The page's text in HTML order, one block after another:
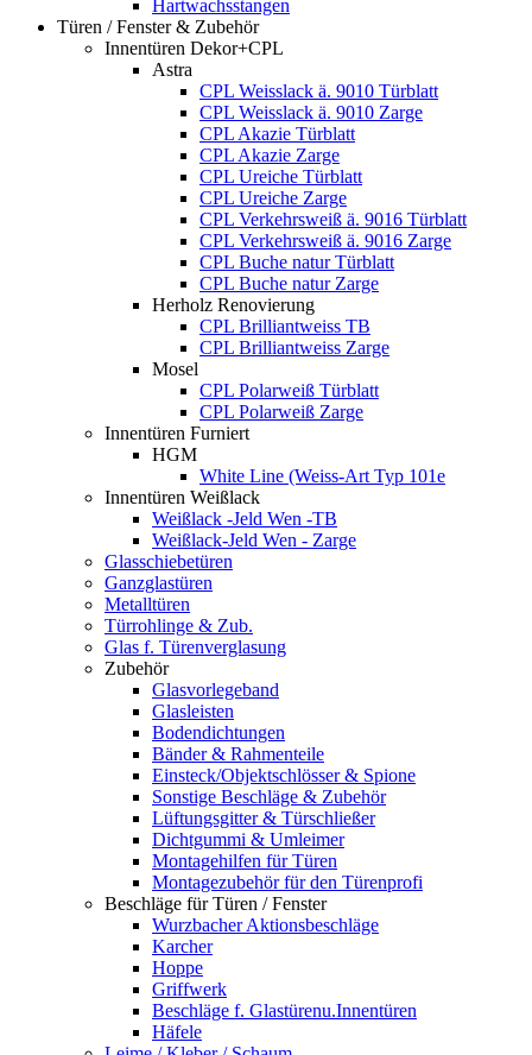
Hartwachsstangen
Türen / Fenster & Zubehör
Innentüren Dekor+CPL
Astra
CPL Weisslack ä. 9010 Türblatt
CPL Weisslack ä. 9010 Zarge
CPL Akazie Türblatt
CPL Akazie Zarge
CPL Ureiche Türblatt
CPL Ureiche Zarge
CPL Verkehrsweiß ä. 9016 Türblatt
CPL Verkehrsweiß ä. 9016 Zarge
CPL Buche natur Türblatt
CPL Buche natur Zarge
Herholz Renovierung
CPL Brilliantweiss TB
CPL Brilliantweiss Zarge
Mosel
CPL Polarweiß Türblatt
CPL Polarweiß Zarge
Innentüren Furniert
HGM
White Line (Weiss-Art Typ 101e
Innentüren Weißlack
Weißlack -Jeld Wen -TB
Weißlack-Jeld Wen - Zarge
Glasschiebetüren
Ganzglastüren
Metalltüren
Türrohlinge & Zub.
Glas f. Türenverglasung
Zubehör
Glasvorlegeband
Glasleisten
Bodendichtungen
Bänder & Rahmenteile
Einsteck/Objektschlösser & Spione
Sonstige Beschläge & Zubehör
Lüftungsgitter & Türschließer
Dichtgummi & Umleimer
Montagehilfen für Türen
Montagezubehör für den Türenprofi
Beschläge für Türen / Fenster
Wurzbacher Aktionsbeschläge
Karcher
Hoppe
Griffwerk
Beschläge f. Glastürenu.Innentüren
Häfele